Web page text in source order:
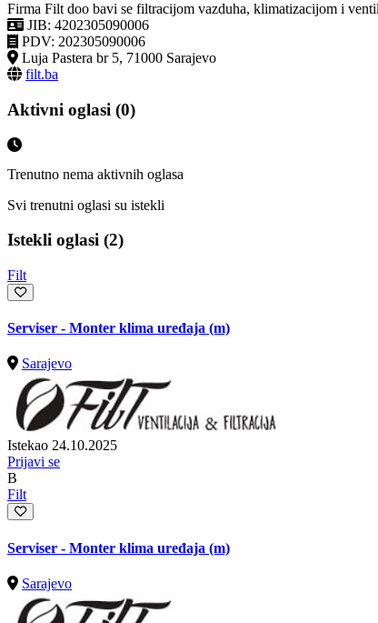
Firma Filt doo bavi se filtracijom vazduha, klimatizacijom i
JIB: 4202305090006
PDV: 202305090006
Luja Pastera br 5, 71000 Sarajevo
filt.ba
Aktivni oglasi (0)
Trenutno nema aktivnih oglasa
Svi trenutni oglasi su istekli
Istekli oglasi (2)
Filt
Serviser - Monter klima uređaja (m)
Sarajevo
Istekao 24.10.2025
Prijavi se
B
Filt
Serviser - Monter klima uređaja (m)
Sarajevo